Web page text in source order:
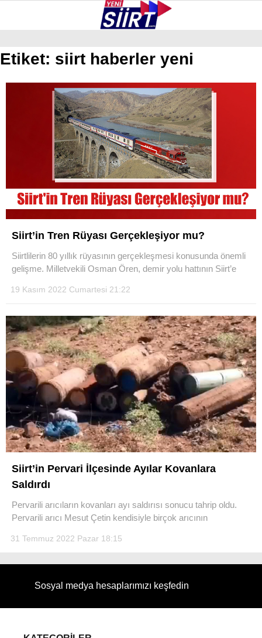
WhatsApp İhbar Hattı
Facebook
Instagram
GALERİ VİDEO YAZARLAR
KURTALAN
ŞIRVAN
GÜNDEM
NÖBETÇI ECZANELER
Etiket: siirt haberler yeni
Siirt’in Tren Rüyası Gerçekleşiyor mu?
Siirtlilerin 80 yıllık rüyasının gerçekleşmesi konusunda önemli
gelişme. Milletvekili Osman Ören, demir yolu hattının Siirt’e
19 Kasım 2022 Cumartesi 21:22
Siirt’in Pervari İlçesinde Ayılar Kovanlara
Saldırdı
Pervarili arıcıların kovanları ayı saldırısı sonucu tahrip oldu.
Pervarili arıcı Mesut Çetin kendisiyle birçok arıcının
31 Temmuz 2022 Pazar 18:15
Sosyal medya hesaplarımızı keşfedin